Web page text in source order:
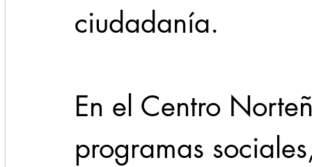
ciudadanía.
En el Centro
programas